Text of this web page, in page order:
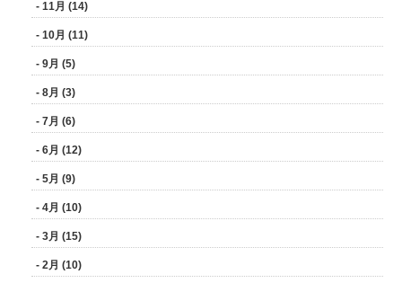
- 11月 (14)
- 10月 (11)
- 9月 (5)
- 8月 (3)
- 7月 (6)
- 6月 (12)
- 5月 (9)
- 4月 (10)
- 3月 (15)
- 2月 (10)